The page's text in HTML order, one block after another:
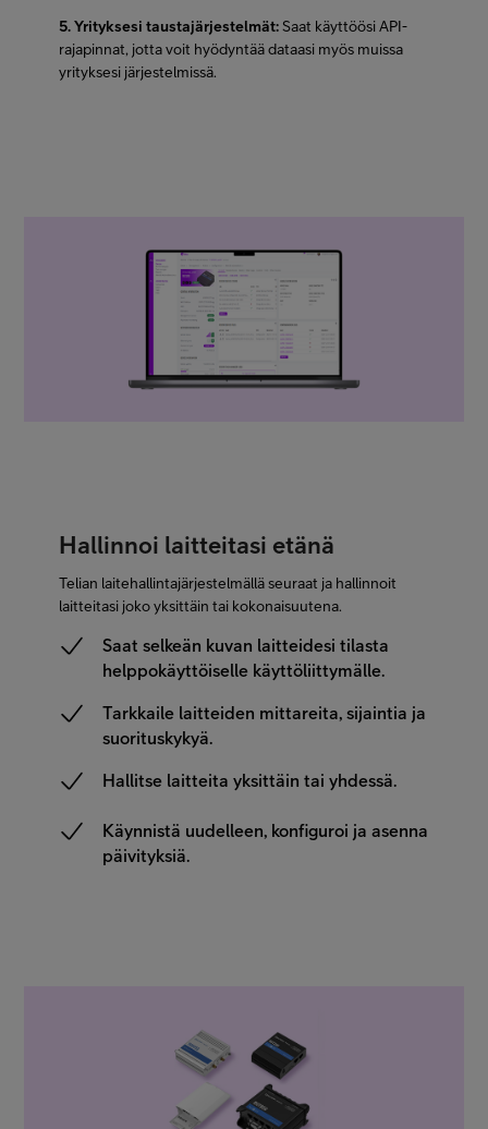
5. Yrityksesi taustajärjestelmät:Saat käyttöösi API-
rajapinnat, jotta voit hyödyntää dataasi myös muissa
yrityksesi järjestelmissä.
Hallinnoi laitteitasi etänä
Telian laitehallintajärjestelmällä seuraat ja hallinnoit
laitteitasi joko yksittäin tai kokonaisuutena.
Saat selkeän kuvan laitteidesi tilasta
helppokäyttöiselle käyttöliittymälle.
Tarkkaile laitteiden mittareita, sijaintia ja
suorituskykyä.
Hallitse laitteita yksittäin tai yhdessä.
Käynnistä uudelleen, konfiguroi ja asenna
päivityksiä.